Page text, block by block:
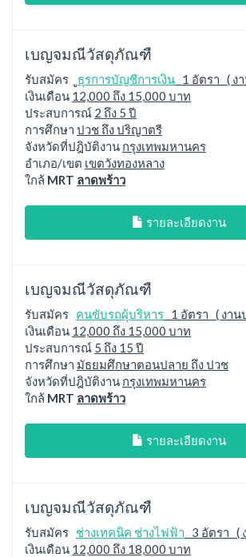
เบญจมณีวัสดุภัณฑื
รับสมัคร ูธุรการบัญชีการเงิน 1 อัตรา ( ง
เงินเดือน 12,000 ถึง 15,000 บาท
ประสบการณ์ 2 ถึง 5 ปี
การศึกษา ปวช ถึง ปริญาตรี
จังหวัดที่ปฎิบัติงาน กรุงเทพมหานคร
อำเภอ/เขต เขตวังทองหลาง
ใกล้ MRT ลาดพร้าว
รายละเอียดงาน
เบญจมณีวัสดุภัณฑื
รับสมัคร คนขับรถผุ้บริหาร 1 อัตรา ( งาน
เงินเดือน 12,000 ถึง 15,000 บาท
ประสบการณ์ 5 ถึง 15 ปี
การศึกษา มัธยมศึกษาตอนปลาย ถึง ปวช
จังหวัดที่ปฎิบัติงาน กรุงเทพมหานคร
ใกล้ MRT ลาดพร้าว
รายละเอียดงาน
เบญจมณีวัสดุภัณฑื
รับสมัคร ช่างเทคนิค ช่างไฟฟ้า 3 อัตรา (
เงินเดือน 12,000 ถึง 18,000 บาท